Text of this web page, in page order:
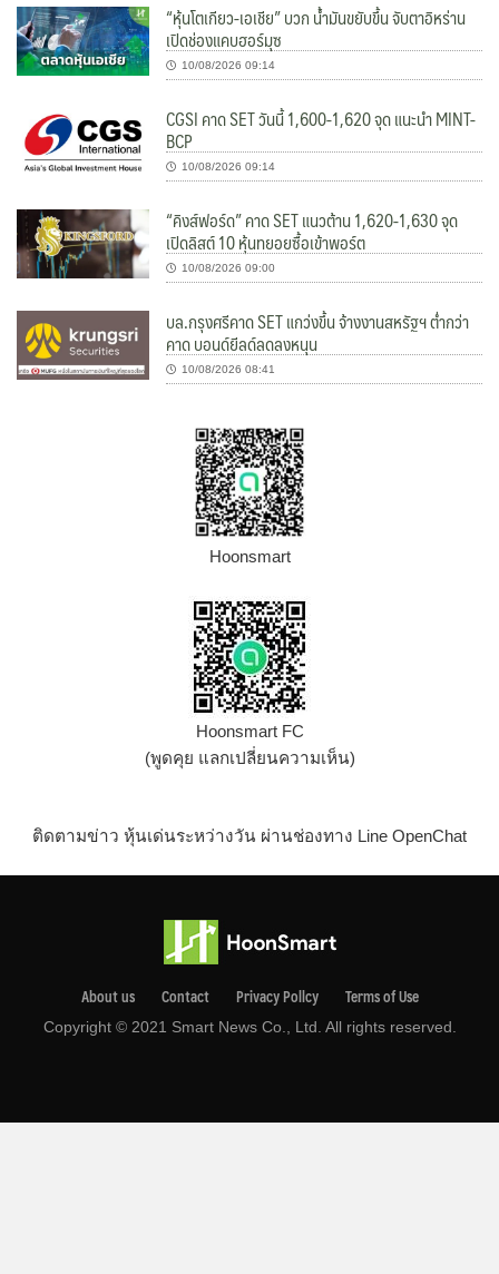
“หุ้นโตเกียว-เอเชีย” บวก น้ำมันขยับขึ้น จับตาอิหร่าน
เปิดช่องแคบฮอร์มุซ
10/08/2026 09:14
CGSI คาด SET วันนี้ 1,600-1,620 จุด แนะนำ MINT-
BCP
10/08/2026 09:14
“คิงส์ฟอร์ด” คาด SET แนวต้าน 1,620-1,630 จุด
เปิดลิสต์ 10 หุ้นทยอยซื้อเข้าพอร์ต
10/08/2026 09:00
บล.กรุงศรีคาด SET แกว่งขึ้น จ้างงานสหรัฐฯ ต่ำกว่า
คาด บอนด์ยีลด์ลดลงหนุน
10/08/2026 08:41
Hoonsmart
Hoonsmart FC
(พูดคุย แลกเปลี่ยนความเห็น)
ติดตามข่าว หุ้นเด่นระหว่างวัน ผ่านช่องทาง Line OpenChat
About us Contact Privacy Pollcy Terms of Use
Copyright © 2021 Smart News Co., Ltd. All rights reserved.